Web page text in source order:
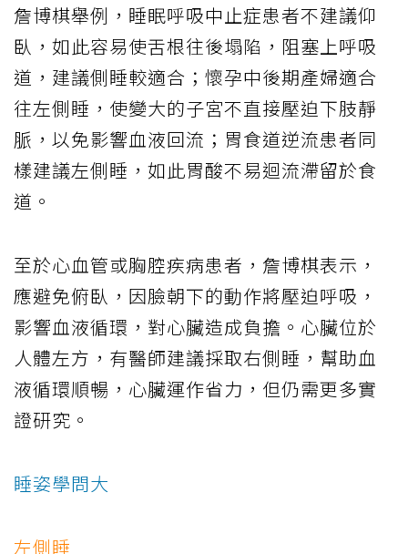
詹博棋舉例，睡眠呼吸中止症患者不建議仰
臥，如此容易使舌根往後塌陷，阻塞上呼吸
道，建議側睡較適合；懷孕中後期產婦適合
往左側睡，使變大的子宮不直接壓迫下肢靜
脈，以免影響血液回流；胃食道逆流患者同
樣建議左側睡，如此胃酸不易迴流滯留於食
道。
至於心血管或胸腔疾病患者，詹博棋表示，
應避免俯臥，因臉朝下的動作將壓迫呼吸，
影響血液循環，對心臟造成負擔。心臟位於
人體左方，有醫師建議採取右側睡，幫助血
液循環順暢，心臟運作省力，但仍需更多實
證研究。
睡姿學問大
左側睡